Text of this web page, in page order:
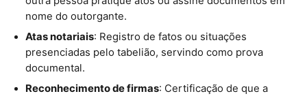
nome do outorgante.
Atas notariais: Registro de fatos ou situações
presenciadas pelo tabelião, servindo como prova
documental.
Reconhecimento de firmas: Certificação de que a